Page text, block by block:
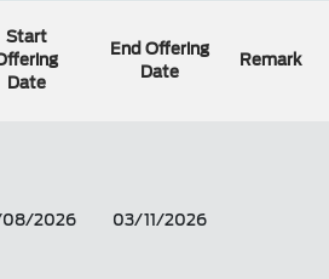
Start
Date
End Offering
Date
Remark
2026 03/11/2026